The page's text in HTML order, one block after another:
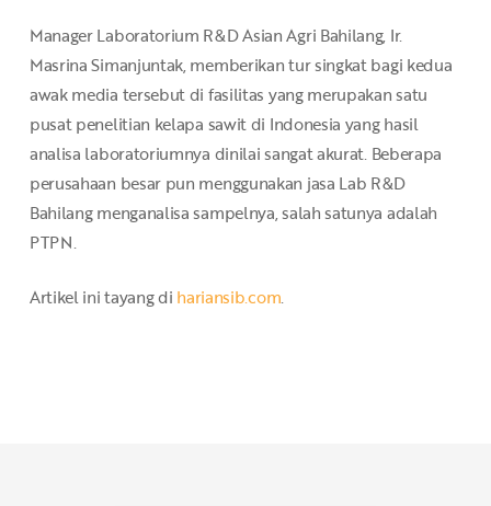
Manager Laboratorium R&D Asian Agri Bahilang, Ir.
Masrina Simanjuntak, memberikan tur singkat bagi kedua
awak media tersebut di fasilitas yang merupakan satu
pusat penelitian kelapa sawit di Indonesia yang hasil
analisa laboratoriumnya dinilai sangat akurat. Beberapa
perusahaan besar pun menggunakan jasa Lab R&D
Bahilang menganalisa sampelnya, salah satunya adalah
PTPN.
Artikel ini tayang di hariansib.com.